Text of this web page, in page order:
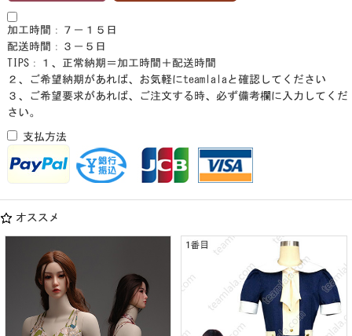
加工時間：７－１５日
配送時間：３－５日
TIPS：１、正常納期＝加工時間＋配送時間
２、ご希望納期があれば、お気軽にteamlalaと確認してください
３、ご希望要求があれば、ご注文する時、必ず備考欄に入力してくだ
さい。
支払方法
オススメ